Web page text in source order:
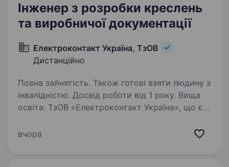
Інженер з розробки креслень
та виробничої документації
Електроконтакт Україна, ТзОВ
Дистанційно
Повна зайнятість. Також готові взяти людину з
інвалідністю. Досвід роботи від 1 року. Вища
освіта. ТзОВ «Електроконтакт Україна», що є
у зв’язку із розвитком та розширенням,
вчора